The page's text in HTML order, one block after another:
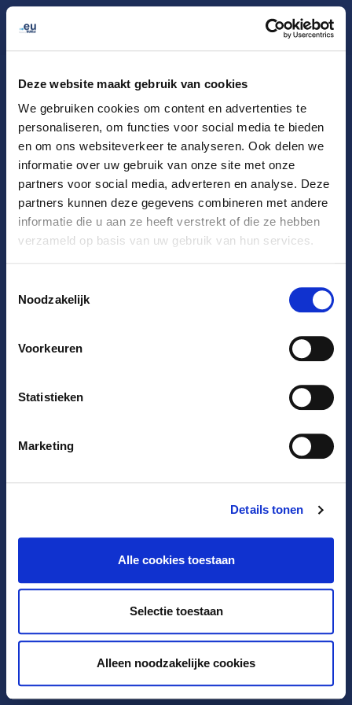
Deze website maakt gebruik van cookies
We gebruiken cookies om content en advertenties te
personaliseren, om functies voor social media te bieden
en om ons websiteverkeer te analyseren. Ook delen we
informatie over uw gebruik van onze site met onze
partners voor social media, adverteren en analyse. Deze
partners kunnen deze gegevens combineren met andere
informatie die u aan ze heeft verstrekt of die ze hebben
verzameld op basis van uw gebruik van hun services.
Noodzakelijk
Voorkeuren
Statistieken
Marketing
Details tonen
Alle cookies toestaan
Selectie toestaan
Alleen noodzakelijke cookies
Nederlands (nl)
U ontvangt een toegangscode per e-mail.
Privacybeleid
2005 - 2026 EURid VZW. All Rights Reserved